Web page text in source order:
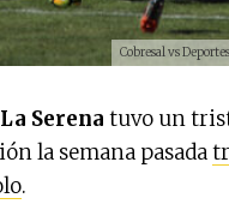
Cobresal vs
Serena tuvo un
la semana pasada
.